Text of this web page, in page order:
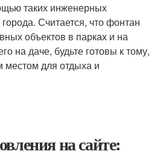
таких инженерных
Считается, что фонтан
объектов в парках и на
на даче, будьте готовы к тому,
местом для отдыха и
на сайте: